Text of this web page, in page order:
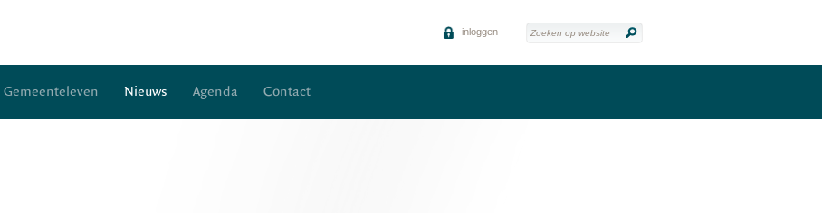
inloggen
Gemeenteleven Nieuws Agenda Contact